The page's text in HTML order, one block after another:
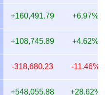
37,525.00 43,904.25
37,700.63
37,541.90 43,924.02
38,346.37 44,865.26
37,577.31
+160,491.79 +6.97%
+108,745.89 +4.62%
-318,680.23 -11.46%
+548,055.88 +28.62%